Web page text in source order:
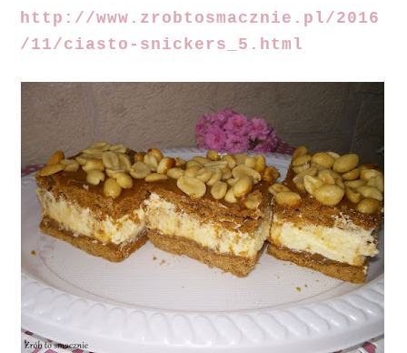
http://www.zrobtosmacznie.pl/2016
/11/ciasto-snickers_5.html